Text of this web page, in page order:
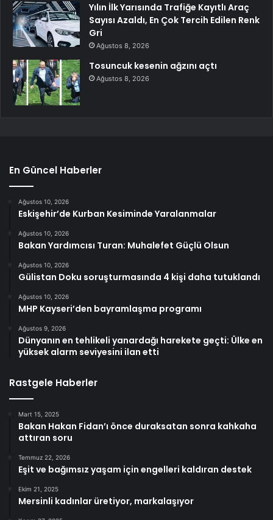
Yılın İlk Yarısında Trafiğe Kayıtlı Araç
Sayısı Azaldı, En Çok Tercih Edilen Renk
Gri
Ağustos 8, 2026
Tosuncuk kesenin ağzını açtı
Ağustos 8, 2026
En Güncel Haberler
Ağustos 10, 2026
Eskişehir’de Kurban Kesiminde Yaralanmalar
Ağustos 10, 2026
Bakan Yardımcısı Turan: Muhalefet Güçlü Olsun
Ağustos 10, 2026
Gülistan Doku soruşturmasında 4 kişi daha tutuklandı
Ağustos 10, 2026
MHP Kayseri’den bayramlaşma programı
Ağustos 9, 2026
Dünyanın en tehlikeli yanardağı harekete geçti: Ülke en
yüksek alarm seviyesini ilan etti
Rastgele Haberler
Mart 15, 2025
Bakan Hakan Fidan’ı önce duraksatan sonra kahkaha
attıran soru
Temmuz 22, 2026
Eşit ve bağımsız yaşam için engelleri kaldıran destek
Ekim 21, 2025
Mersinli kadınlar üretiyor, markalaşıyor